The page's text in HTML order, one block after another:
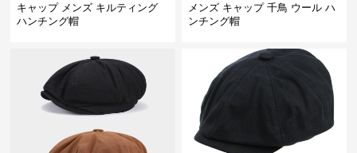
キャップ メンズ キルティング
ハンチング帽
メンズ キャップ 千鳥 ウール ハ
ンチング帽